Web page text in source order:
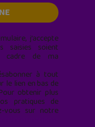
j’accepte
saisies soient
cadre de ma
à tout
le lien en bas de
obtenir plus
pratiques de
vous sur notre